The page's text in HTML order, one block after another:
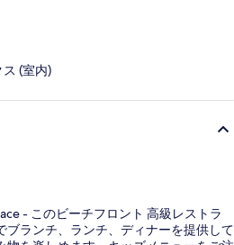
(室内)
- このビーチフロント 高級レストラ
ブランチ、ランチ、ディナーを提供して